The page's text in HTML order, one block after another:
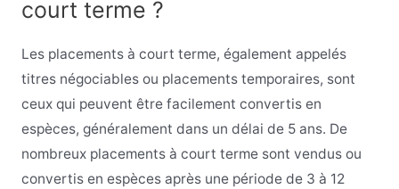
court terme ?
Les placements à court terme, également appelés
titres négociables ou placements temporaires, sont
ceux qui peuvent être facilement convertis en
espèces, généralement dans un délai de 5 ans. De
nombreux placements à court terme sont vendus ou
convertis en espèces après une période de 3 à 12